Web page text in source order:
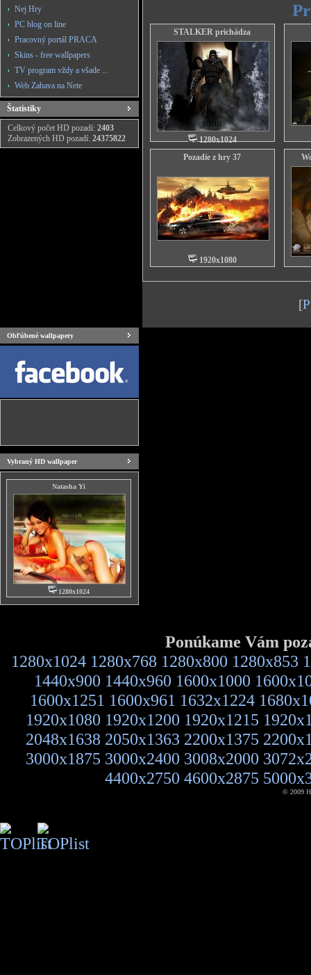
Nej Hry
PC blog on line
Pracovný portál PRACA
Skins - free wallpapers
TV program vždy a všade ...
Web Zabava na Nete
Štatistiky
Celkový počet HD pozadí: 2403
Zobrazených HD pozadí: 24375822
STALKER prichádza
1280x1024
Pozadie z hry 37
1920x1080
[
Obľúbené wallpapery
Vybraný HD wallpaper
Natasha Yi
1280x1024
Ponúkame Vám
1280x1024 1280x768 1280x800 1280x853
1440x900 1440x960 1600x1000
1600x1251 1600x961 1632x1224
1920x1080 1920x1200 1920x1215
2048x1638 2050x1363 2200x1375
3000x1875 3000x2400 3008x2000
4400x2750 4600x2875
© 2009